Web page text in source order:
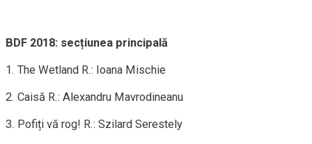
BDF 2018: secțiunea principală
1. The Wetland R.: Ioana Mischie
2. Caisă R.: Alexandru Mavrodineanu
3. Pofiți vă rog! R.: Szilard Serestely